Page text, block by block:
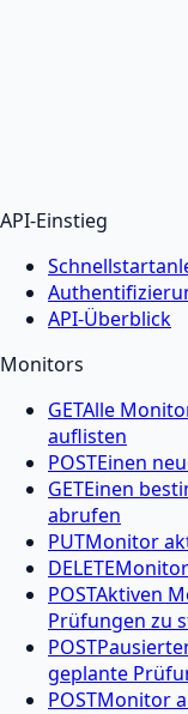
API-Einstieg
API-Überblick
Monitors
GETAlle
auflisten
POSTEinen
GETEinen
abrufen
PUTMonitor
DELETE
POSTAktiven
Prüfungen zu
POST
geplante
POSTMonitor